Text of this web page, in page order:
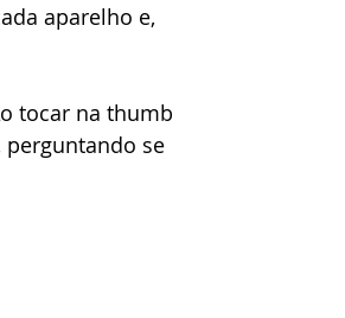
aparelho e,
tocar na thumb
perguntando se